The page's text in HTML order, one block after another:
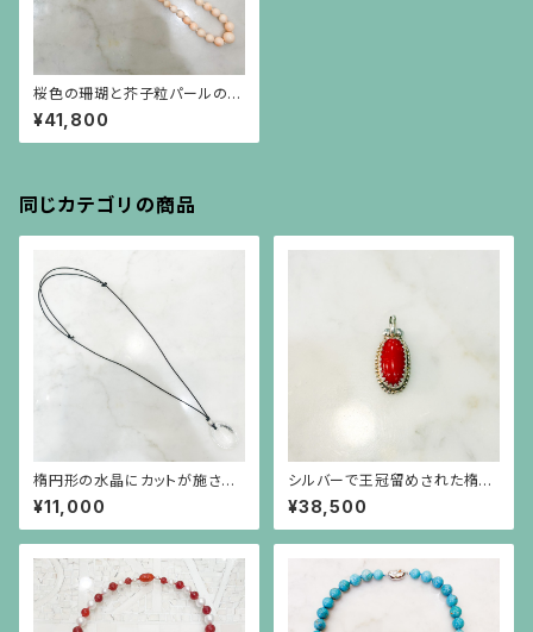
桜色の珊瑚と芥子粒パールのグ
ラデーションネックレス
¥41,800
同じカテゴリの商品
楕円形の水晶にカットが施され
たシルバーボールの黒紐のネッ
クレス
¥11,000
シルバーで王冠留めされた楕円
形の赤珊瑚、芥子パールのペン
ダント（チェーン別）
¥38,500